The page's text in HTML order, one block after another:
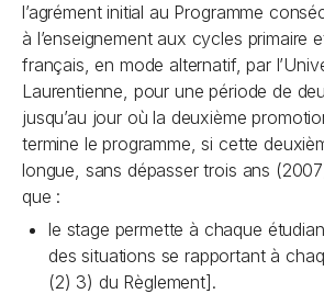
l’agrément initial au Programme
à l’enseignement aux cycles primaire
français, en mode alternatif, par
Laurentienne, pour une période de
jusqu’au jour où la deuxième
termine le programme, si cette
longue, sans dépasser trois ans
que :
le stage permette à chaque
des situations se rapportant à
(2) 3) du Règlement].